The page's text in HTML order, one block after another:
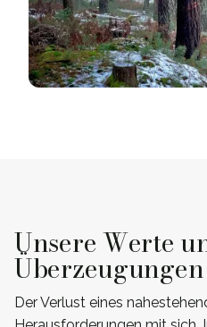
Unsere Werte
Überzeugungen
Der Verlust eines